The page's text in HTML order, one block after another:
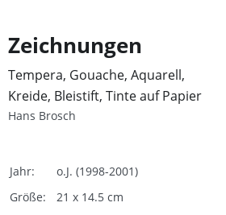
Zeichnungen
Tempera, Gouache, Aquarell,
Kreide, Bleistift, Tinte auf Papier
Hans Brosch
Jahr:
o.J. (1998-2001)
Größe:
21 x 14.5 cm